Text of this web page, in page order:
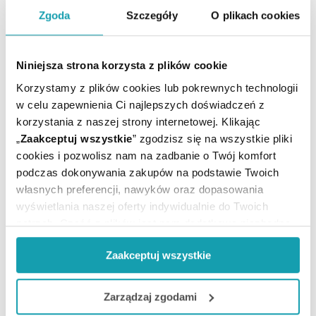
Zgoda Szczegóły O plikach cookies
Niniejsza strona korzysta z plików cookie
Korzystamy z plików cookies lub pokrewnych technologii
w celu zapewnienia Ci najlepszych doświadczeń z
korzystania z naszej strony internetowej. Klikając
„Zaakceptuj wszystkie” zgodzisz się na wszystkie pliki
cookies i pozwolisz nam na zadbanie o Twój komfort
podczas dokonywania zakupów na podstawie Twoich
własnych preferencji, nawyków oraz dopasowania
wyświetlania naszej oferty indywidualnie do Twoich
potrzeb. Część z plików jest nam dodatkowo niezbędna
do prawidłowego działania Portalu oraz jego
funkcjonalności. W zależności od funkcji, dane o tym jak
korzystasz z naszej witryny będą również przekazywane
do naszych Partnerów marketingowych i analitycznych.
Zaakceptuj wszystkie
Zarządzaj zgodami
POTRZEBUJESZ PORADY MEDYCZNEJ?
UMÓW E-WIZYTĘ
Biuro Obsługi Klienta
pon.-pt.8:00 - 21:00